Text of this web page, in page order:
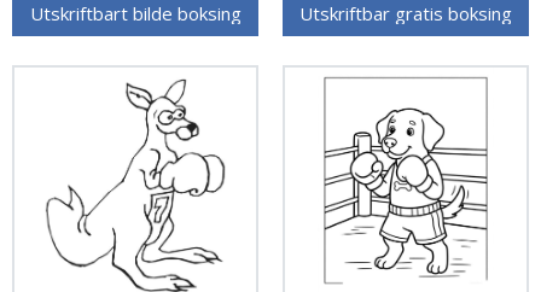
Utskriftbart bilde boksing Utskriftbar gratis boksing